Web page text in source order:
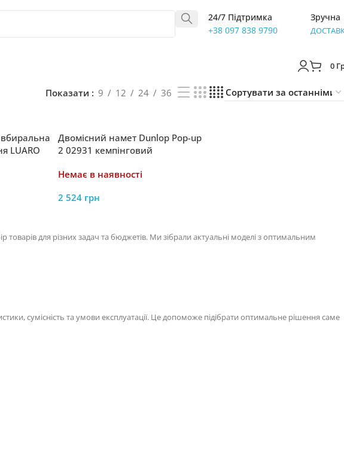
24/7 Підтримка
+38 097 838 9790
Зручна
0
Показати 9 12 24 36
LUARO
Двомісний намет Dunlop Pop-up
2 02931 кемпінговий
Немає в наявності
2 524 грн
товарів для різних задач та бюджетів. Ми зібрали актуальні моделі з оптимальним
сумісність та умови експлуатації. Це допоможе підібрати оптимальне рішення саме